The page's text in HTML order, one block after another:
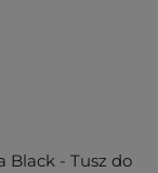
Black - Tusz do